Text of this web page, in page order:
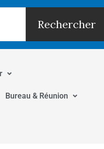
Rechercher
Bureau & Réunion